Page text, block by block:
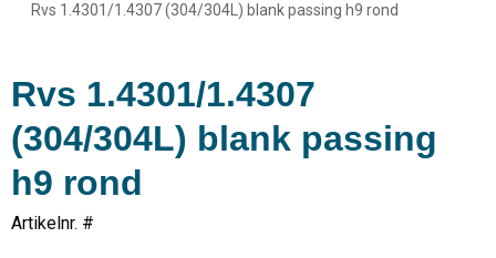
Rvs 1.4301/1.4307 (304/304L) blank passing h9 rond
Rvs 1.4301/1.4307
(304/304L) blank passing
h9 rond
Artikelnr. #